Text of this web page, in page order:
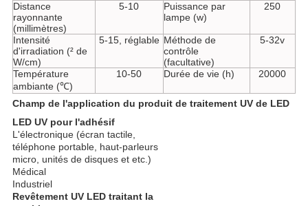
Distance
rayonnante
(millimètres)
5-10
Puissance par
lampe (w)
250
Intensité
d'irradiation (² de
W/cm)
5-15, réglable Méthode de
contrôle
(facultative)
5-32v
Température
ambiante (℃)
10-50 Durée de vie (h) 20000
Champ de l'application du produit de traitement UV de LED
LED UV pour l'adhésif
L'électronique (écran tactile,
téléphone portable, haut-parleurs
micro, unités de disques et etc.)
Médical
Industriel
Revêtement UV LED traitant la